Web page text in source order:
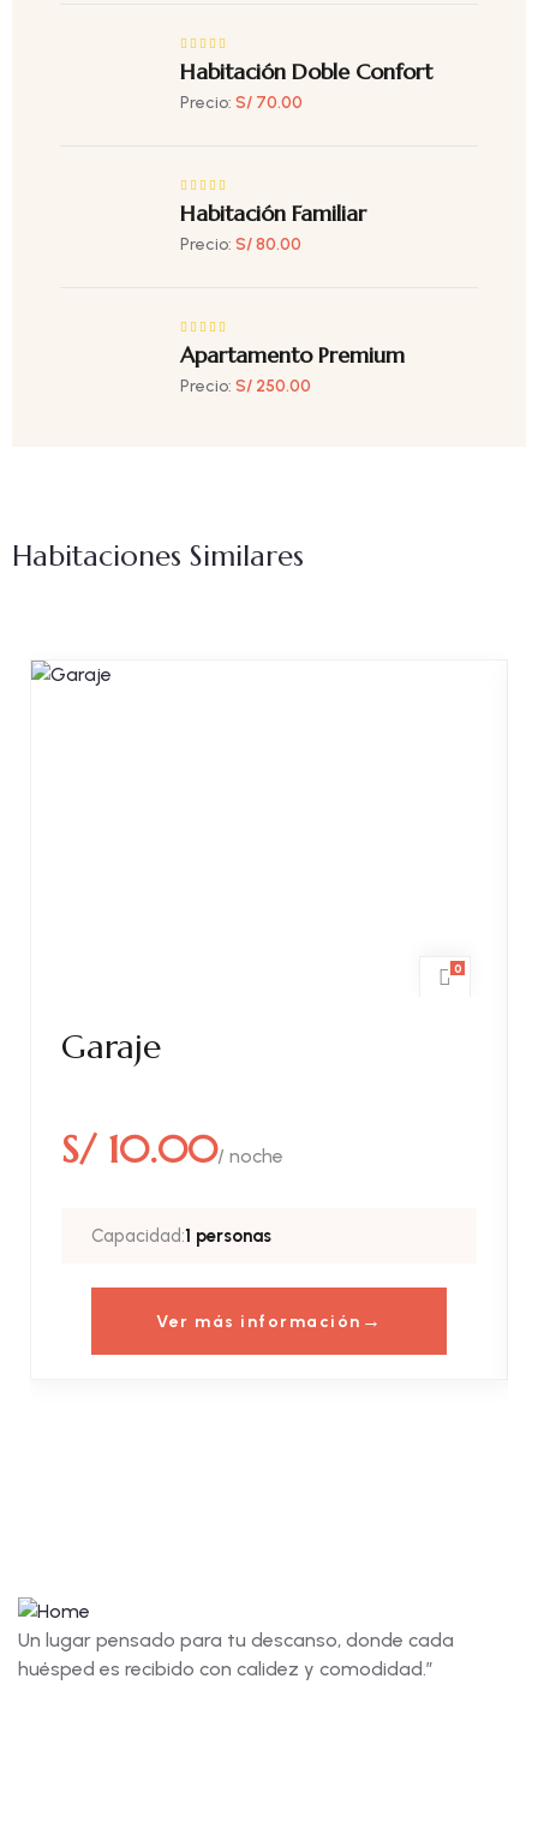
Habitación Doble Confort
Precio: S/ 70.00
Habitación Familiar
Precio: S/ 80.00
Apartamento Premium
Precio: S/ 250.00
Habitaciones Similares
0
Garaje
S/ 10.00/ noche
Capacidad:1 personas
Ver más información
Un lugar pensado para tu descanso, donde cada
huésped es recibido con calidez y comodidad.”